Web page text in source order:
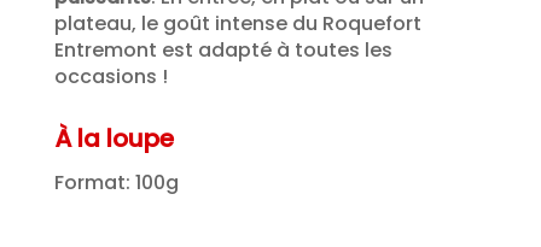
plateau, le goût intense du Roquefort
Entremont est adapté à toutes les
occasions !
À la loupe
Format: 100g